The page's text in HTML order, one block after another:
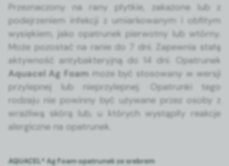
Przez­nac­zony na rany płytkie, zakażone lub z
pode­jrze­niem infekcji z umi­arkowanym i obfi­tym
wysiękiem, jako opa­trunek pier­wot­ny lub wtórny.
Może pozostać na ranie do 7 dni. Zapew­nia stałą
akty­wność anty­bak­teryjną do 14 dni. Opa­trunek
Aqua­cel Ag Foammoże być stosowany w wer­sji
przylep­nej lub nieprzylep­nej. Opa­trun­ki tego
rodza­ju nie powin­ny być uży­wane przez oso­by z
wrażli­wą skórą lub, u których wys­tąpiły reakc­je
aler­giczne na opa­trunek.
AQUACEL® Ag Foam opatrunek ze srebrem